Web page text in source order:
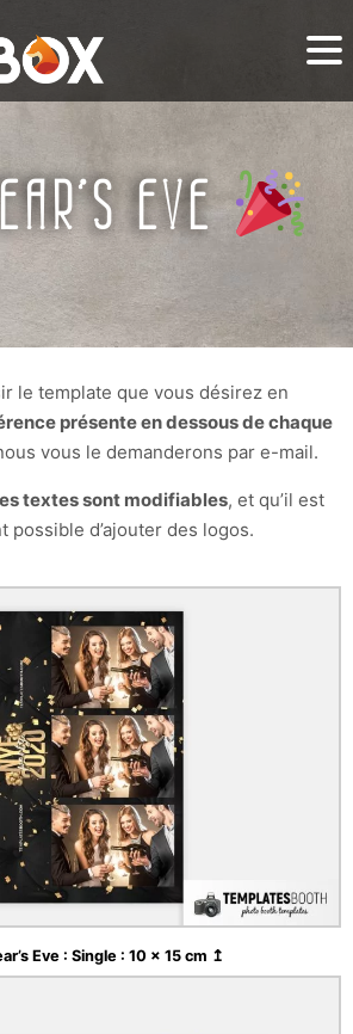
EVE
le template que vous désirez en
présente en dessous de chaque
vous le demanderons par e-mail.
textes sont modifiables, et qu’il est
possible d’ajouter des logos.
Eve : Single : 10 x 15 cm ↥